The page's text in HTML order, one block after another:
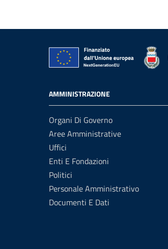
AMMINISTRAZIONE
Organi Di Governo
Aree Amministrative
Uffici
Enti E Fondazioni
Politici
Personale Amministrativo
Documenti E Dati